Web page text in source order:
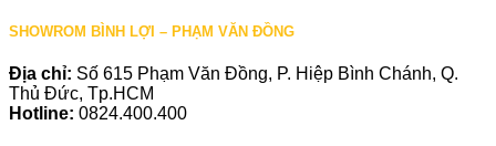
SHOWROM BÌNH LỢI – PHẠM VĂN ĐỒNG
Địa chỉ: Số 615 Phạm Văn Đồng, P. Hiệp Bình Chánh, Q.
Thủ Đức, Tp.HCM
Hotline: 0824.400.400